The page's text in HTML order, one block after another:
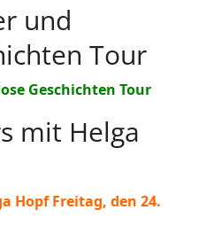
und
Tour
Geschichten Tour
mit Helga
Hopf Freitag, den 24.